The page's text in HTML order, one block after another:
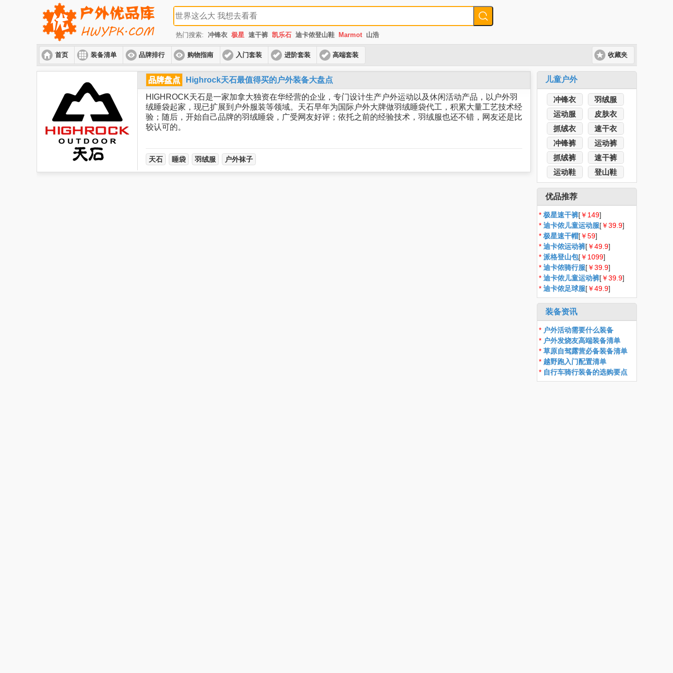
热门搜索: 冲锋衣 极星 速干裤 凯乐石 迪卡侬登山鞋 Marmot 山浩
首页 装备清单 品牌排行 购物指南 入门套装 进阶套装 高端套装 收藏夹
品牌盘点
Highrock天石最值得买的户外装备大盘点
HIGHROCK天石是一家加拿大独资在华经营的企业，专门设计生产户外运动以及休闲活动产品，以户外羽
绒睡袋起家，现已扩展到户外服装等领域。天石早年为国际户外大牌做羽绒睡袋代工，积累大量工艺技术经
验；随后，开始自己品牌的羽绒睡袋，广受网友好评；依托之前的经验技术，羽绒服也还不错，网友还是比
较认可的。
天石 睡袋 羽绒服 户外袜子
儿童户外
冲锋衣
羽绒服
运动服
皮肤衣
抓绒衣
速干衣
冲锋裤
运动裤
抓绒裤
速干裤
运动鞋
登山鞋
优品推荐
* 极星速干裤[￥149]
* 迪卡侬儿童运动服[￥39.9]
* 极星速干帽[￥59]
* 迪卡侬运动裤[￥49.9]
* 派格登山包[￥1099]
* 迪卡侬骑行服[￥39.9]
* 迪卡侬儿童运动裤[￥39.9]
* 迪卡侬足球服[￥49.9]
装备资讯
* 户外活动需要什么装备
* 户外发烧友高端装备清单
* 草原自驾露营必备装备清单
* 越野跑入门配置清单
* 自行车骑行装备的选购要点